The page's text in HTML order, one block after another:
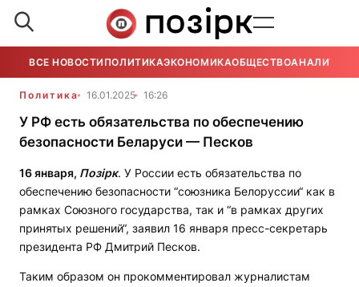
ВСЕ НОВОСТИ ПОЛИТИКАЭКОНОМИКАОБЩЕСТВОАНАЛИТИКА
Политика 16.01.2025 16:26
У РФ есть обязательства по обеспечению
безопасности Беларуси — Песков
16 января, Позірк. У России есть обязательства по
обеспечению безопасности “союзника Белоруссии“ как в
рамках Союзного государства, так и “в рамках других
принятых решений“, заявил 16 января пресс-секретарь
президента РФ Дмитрий Песков.
Таким образом он прокомментировал журналистам